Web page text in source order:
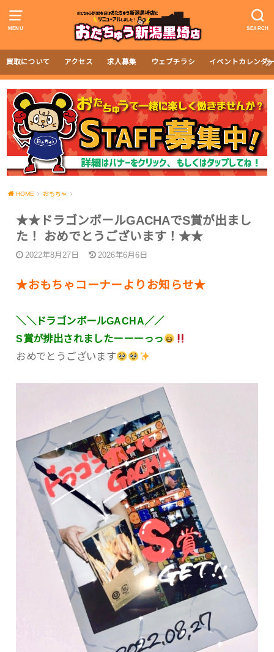
MENU SEARCH
買取について アクセス 求人募集 ウェブチラシ イベントカレンダ
HOME おもちゃ
★★ドラゴンボールGACHAでS賞が出まし
た！ おめでとうございます！★★
2022年8月27日 2026年6月6日
★おもちゃコーナーよりお知らせ★
＼＼ドラゴンボールGACHA／／
S賞が排出されましたーーーっっ
おめでとうございます